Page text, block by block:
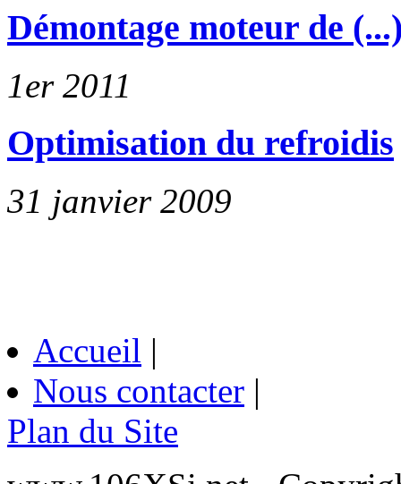
Démontage moteur de
1er 2011
Optimisation du refroidis
31 janvier 2009
Accueil |
Nous contacter |
Plan du Site